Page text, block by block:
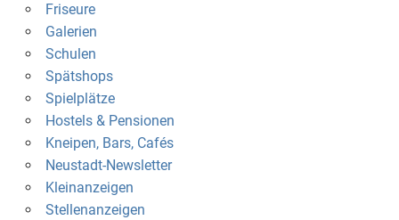
Friseure
Galerien
Schulen
Spätshops
Spielplätze
Hostels & Pensionen
Kneipen, Bars, Cafés
Neustadt-Newsletter
Kleinanzeigen
Stellenanzeigen